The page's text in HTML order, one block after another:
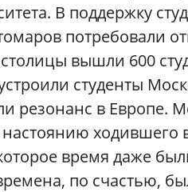
В поддержку
потребовали
вышли 600
студенты
резонанс в Европе.
настоянию
время даже
по счастью,